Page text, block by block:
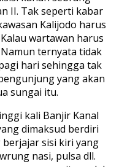
II. Tak seperti kabar
Kalijodo harus
wartawan harus
ternyata tidak
hari sehingga tak
yang akan
sungai itu.
kali Banjir Kanal
dimaksud berdiri
sisi kiri yang
nasi, pulsa dll.